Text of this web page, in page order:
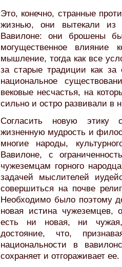
Это, конечно, странные
жизнью, они вытекали из
Вавилоне: они брошены
могущественное влияние
мышление, тогда как все
за старые традиции как за
национальное
вековые несчастья, на
сильно и остро развивали в
Согласить новую этику
жизненную мудрость и
многие народы,
Вавилоне, с
чужеземцам горного
задачей мыс­лителей
совер­шиться на почве
Необходимо было поэтому
новая истина чужеземцев,
есть ни новая, ни чужая,
достояние, что,
национальности в
сохраняет и отгора­живает ее.